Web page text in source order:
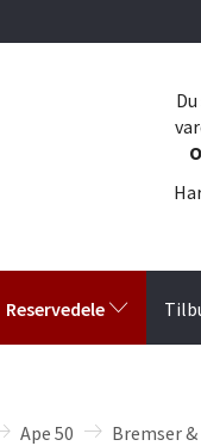
Reservedele
Ape 50 Bremser